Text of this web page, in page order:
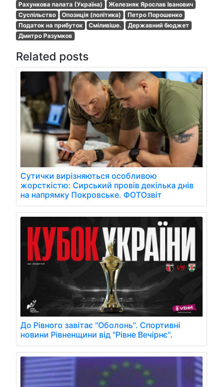
Рахункова палата (Україна)
Железняк Ярослав Іванович
Суспільство
Опозиція (політика)
Петро Порошенко
Податок на прибуток
Сміливіше.
Державний бюджет
Дмитро Разумков
Related posts
Сутички вирізняються особливою
жорсткістю: Сирський провів декілька днів
на напрямку Покровське. ФОТОзвіт
До Рівного завітає "Оболонь". Спортивні
новини Рівненщини від "Рівне Вечірнє".